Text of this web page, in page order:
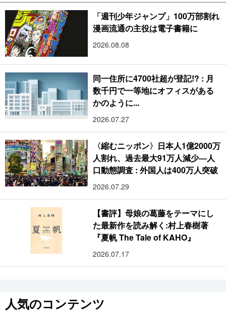
「週刊少年ジャンプ」100万部割れ
漫画流通の主役は電子書籍に
2026.08.08
同一住所に4700社超が登記!? : 月
数千円で一等地にオフィスがある
かのように...
2026.07.27
〈縮むニッポン〉日本人1億2000万
人割れ、過去最大91万人減少―人
口動態調査 : 外国人は400万人突破
2026.07.29
【書評】母娘の葛藤をテーマにし
た最新作を読み解く:村上春樹著
『夏帆 The Tale of KAHO』
2026.07.17
人気のコンテンツ